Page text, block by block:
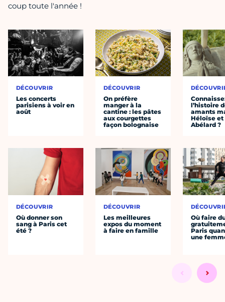
coup toute l'année !
DÉCOUVRIR
Les concerts
parisiens à voir en
août
DÉCOUVRIR
Où donner son
sang à Paris cet
été ?
DÉCOUVRIR
On préfère
manger à la
cantine : les pâtes
aux courgettes
façon bolognaise
DÉCOUVRIR
Les meilleures
expos du moment
à faire en famille
l’histoire
amants
Héloïse et
Abélard ?
Où faire
Paris
une